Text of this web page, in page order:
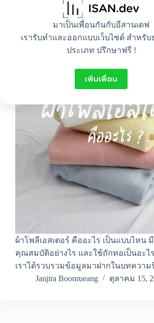
มาเป็นเพื่อนกันกับอีสานเดฟ
เรารับทำและออกแบบเว็บไซต์ สำหรั
ประเภท ปรึกษาฟรี !
เพิ่มเพื่อน
ผ้าโพลีเอสเตอร์ คืออะไร
ผ้าโพลีเอสเตอร์ คืออะไร เป็นแบบไหน มี
คุณสมบัติอย่างไร และใช้ถักทอเป็นอะไ
เราได้รวบรวมข้อมูลมาฝากในบทความ
Janjira Boonrueang
ตุลาคม 15,